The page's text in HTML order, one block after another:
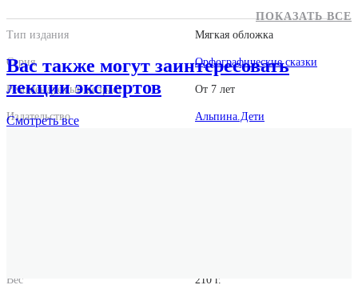
Тип издания Мягкая обложка
Серия Орфографические сказки
Рекомендуемый возраст От 7 лет
Издательство Альпина.Дети
Вес 210 г.
ПОКАЗАТЬ ВСЕ
Вас также могут заинтересовать
лекции экспертов
Смотретьвсе